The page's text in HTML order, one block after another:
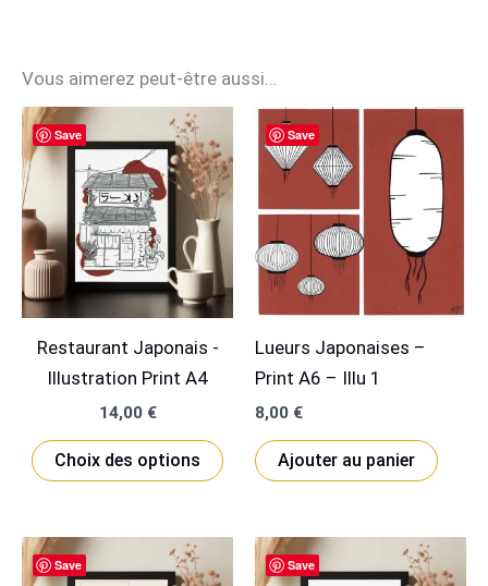
Vous aimerez peut-être aussi…
Save
Restaurant Japonais -
Illustration Print A4
14,00 €
Choix des options
produit
plusieurs
variations.
Save
Lueurs Japonaises –
Print A6 – Illu 1
8,00 €
Ajouter au panier
Save Save